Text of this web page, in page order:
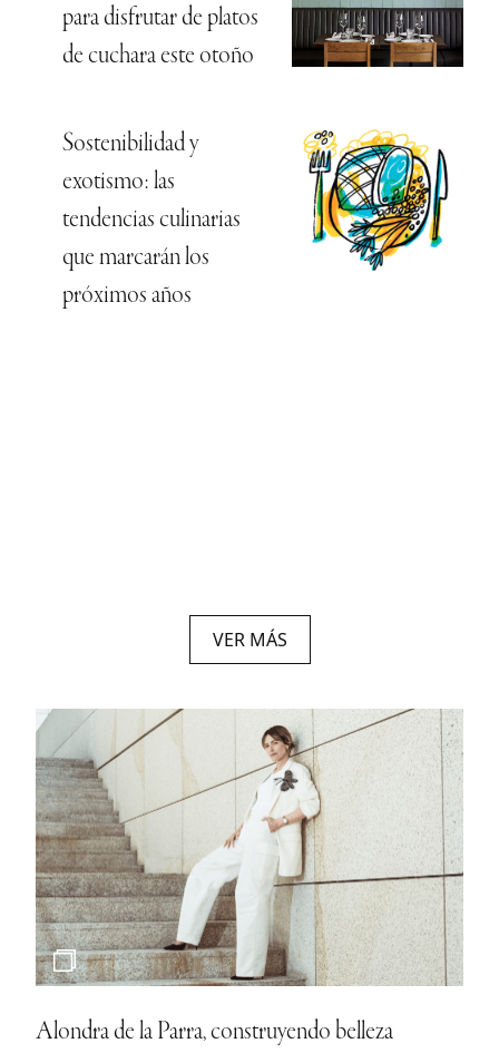
para disfrutar de platos
de cuchara este otoño
Sostenibilidad y
exotismo: las
tendencias culinarias
que marcarán los
próximos años
VER MÁS
Alondra de la Parra, construyendo belleza